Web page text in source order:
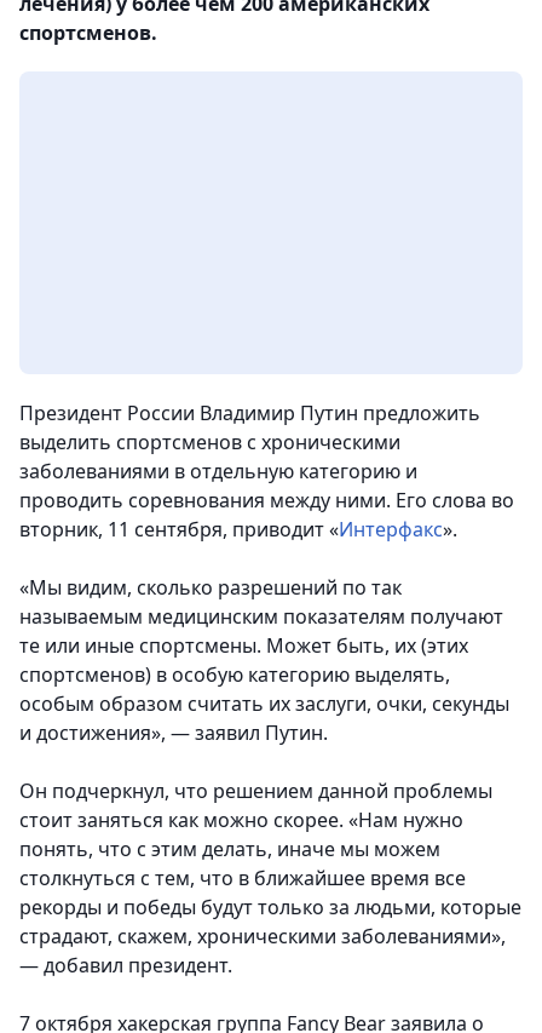
спортсменов.
Президент России Владимир Путин предложить
выделить спортсменов с хроническими
заболеваниями в отдельную категорию и
проводить соревнования между ними. Его слова во
вторник, 11 сентября, приводит «Интерфакс».
«Мы видим, сколько разрешений по так
называемым медицинским показателям получают
те или иные спортсмены. Может быть, их (этих
спортсменов) в особую категорию выделять,
особым образом считать их заслуги, очки, секунды
и достижения», — заявил Путин.
Он подчеркнул, что решением данной проблемы
стоит заняться как можно скорее. «Нам нужно
понять, что с этим делать, иначе мы можем
столкнуться с тем, что в ближайшее время все
рекорды и победы будут только за людьми, которые
страдают, скажем, хроническими заболеваниями»,
— добавил президент.
7 октября хакерская группа Fancy Bear заявила о